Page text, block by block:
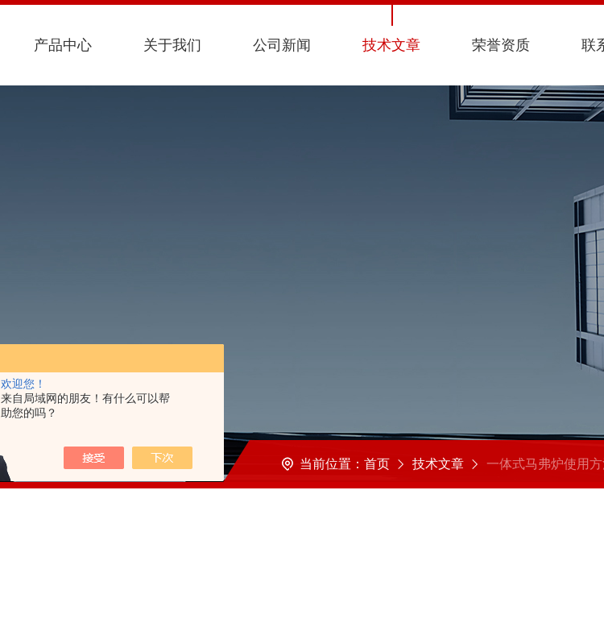
欢迎您！
来自局域网的朋友！有什么可以帮
助您的吗？
产品中心 关于我们 公司新闻 技术文章 荣誉资质 联
当前位置： 首页 技术文章 一体式马弗炉使用